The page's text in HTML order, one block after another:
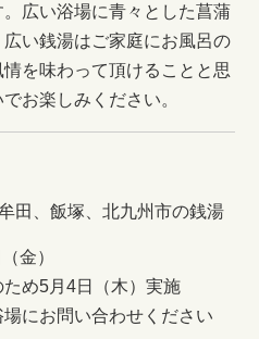
広い浴場に青々とした菖蒲
い銭湯はご家庭にお風呂の
を味わって頂けることと思
お楽しみください。
田、飯塚、北九州市の銭湯
金）
め5月4日（木）実施
にお問い合わせください